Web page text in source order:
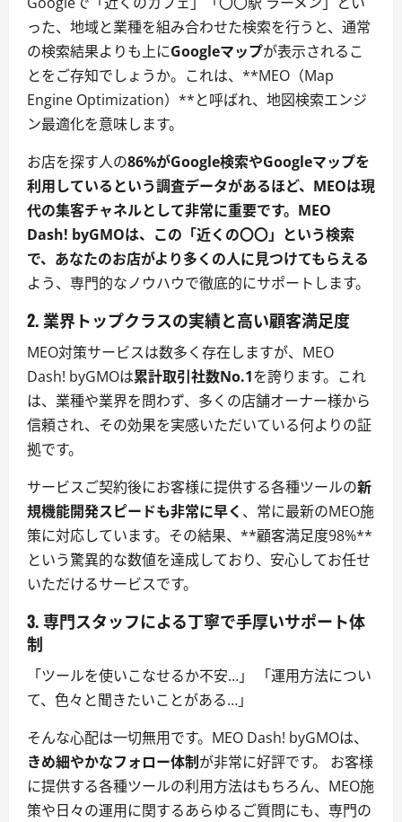
った、地域と業種を組み合わせた検索を行うと、通常
の検索結果よりも上にGoogleマップが表示されるこ
とをご存知でしょうか。これは、**MEO（Map
Engine Optimization）**と呼ばれ、地図検索エンジ
ン最適化を意味します。
お店を探す人の86%がGoogle検索やGoogleマップを
利用しているという調査データがあるほど、MEOは現
代の集客チャネルとして非常に重要です。MEO
Dash! byGMOは、この「近くの〇〇」という検索
で、あなたのお店がより多くの人に見つけてもらえる
よう、専門的なノウハウで徹底的にサポートします。
2. 業界トップクラスの実績と高い顧客満足度
MEO対策サービスは数多く存在しますが、MEO
Dash! byGMOは累計取引社数No.1を誇ります。これ
は、業種や業界を問わず、多くの店舗オーナー様から
信頼され、その効果を実感いただいている何よりの証
拠です。
サービスご契約後にお客様に提供する各種ツールの新
規機能開発スピードも非常に早く 、常に最新のMEO施
策に対応しています。その結果、**顧客満足度98%**
という驚異的な数値を達成しており、安心してお任せ
いただけるサービスです。
3. 専門スタッフによる丁寧で手厚いサポート体
制
「ツールを使いこなせるか不安…」 「運用方法につい
て、色々と聞きたいことがある…」
そんな心配は一切無用です。MEO Dash! byGMOは、
きめ細やかなフォロー体制が非常に好評です。 お客様
に提供する各種ツールの利用方法はもちろん、MEO施
策や日々の運用に関するあらゆるご質問にも、専門の